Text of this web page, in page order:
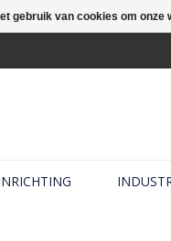
gebruik van cookies om onze